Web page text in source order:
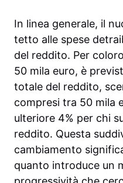
In linea generale, il
tetto alle spese
del reddito. Per
50 mila euro, è
totale del reddito,
compresi tra 50 mila
ulteriore 4% per chi
reddito. Questa
cambiamento
quanto introduce un